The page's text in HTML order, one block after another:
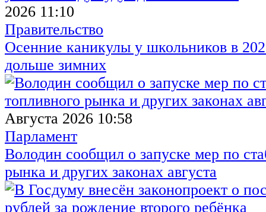
2026 11:10
Правительство
Осенние каникулы у школьников в
дольше зимних
Августа 2026 10:58
Парламент
Володин сообщил о запуске мер по
рынка и других законах августа